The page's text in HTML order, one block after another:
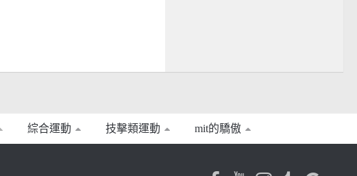
綜合運動 技擊類運動 mit的驕傲